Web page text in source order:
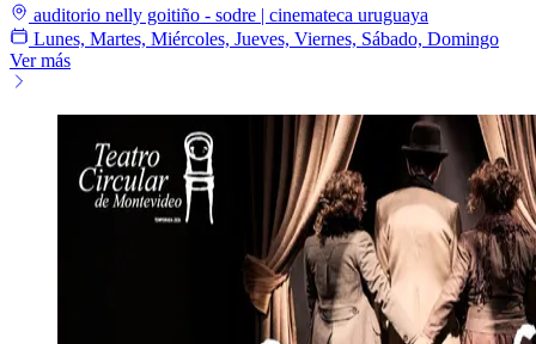
auditorio nelly goitiño - sodre | cinemateca uruguaya
Lunes, Martes, Miércoles, Jueves, Viernes, Sábado, Domingo
Ver más